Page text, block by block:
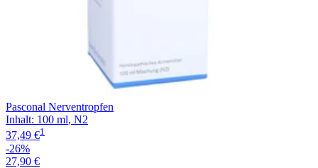
Pasconal Nerventropfen
Inhalt: 100 ml, N2
37,49 €1
-26%
27,90 €